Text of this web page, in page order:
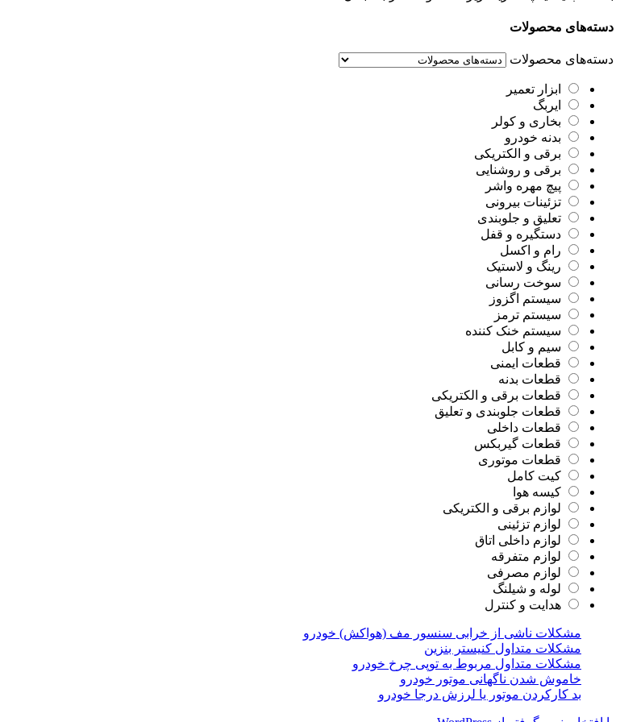
دسته‌های محصولات
دسته‌های محصولات
ابزار تعمیر
ایربگ
بخاری و کولر
بدنه خودرو
برقی و الکتریکی
برقی و روشنایی
پیچ مهره واشر
تزئینات بیرونی
تعلیق و جلوبندی
دستگیره و قفل
رام و اکسل
رینگ و لاستیک
سوخت رسانی
سیستم اگزوز
سیستم ترمز
سیستم خنک کننده
سیم و کابل
قطعات ایمنی
قطعات بدنه
قطعات برقی و الکتریکی
قطعات جلوبندی و تعلیق
قطعات داخلی
قطعات گیربکس
قطعات موتوری
کیت کامل
کیسه هوا
لوازم برقی و الکتریکی
لوازم تزئینی
لوازم داخلی اتاق
لوازم متفرقه
لوازم مصرفی
لوله و شیلنگ
هدایت و کنترل
مشکلات ناشی از خرابی سنسور مف (هواکش) خودرو
مشکلات متداول کنیستر بنزین
مشکلات متداول مربوط به توپی چرخ خودرو
خاموش شدن ناگهانی موتور خودرو
بد کارکردن موتور یا لرزش درجا خودرو